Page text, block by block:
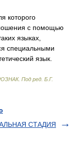
которого
с помощью
языках,
специальными
язык.
. Под ред. Б.Г.
СТАДИЯ